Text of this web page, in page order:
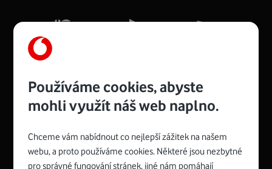
Spojte se s Vodafonem
Používáme cookies, abyste
mohli využít náš web naplno.
Chceme vám nabídnout co nejlepší zážitek na našem
webu, a proto používáme cookies. Některé jsou nezbytné
pro správné fungování stránek, jiné nám pomáhají